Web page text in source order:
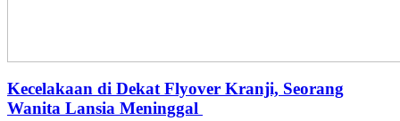
Kecelakaan di Dekat Flyover Kranji, Seorang
Wanita Lansia Meninggal